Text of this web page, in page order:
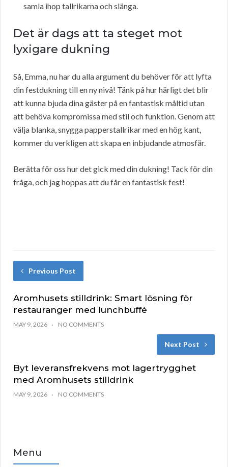
samla ihop tallrikarna och slänga.
Det är dags att ta steget mot
lyxigare dukning
Så, Emma, nu har du alla argument du behöver för att lyfta
din festdukning till en ny nivå! Tänk på hur härligt det blir
att kunna bjuda dina gäster på en fantastisk måltid utan
att behöva kompromissa med stil och funktion. Genom att
välja blanka, snygga papperstallrikar med en hög kant,
kommer du verkligen att skapa en inbjudande atmosfär.
Berätta för oss hur det gick med din dukning! Tack för din
fråga, och jag hoppas att du får en fantastisk fest!
Previous Post
Aromhusets stilldrink: Smart lösning för
restauranger med lunchbuffé
MAY 9, 2026 NO COMMENTS
Next Post
Byt leveransfrekvens mot lagertrygghet
med Aromhusets stilldrink
MAY 9, 2026 NO COMMENTS
Menu